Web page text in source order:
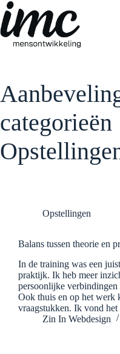
Ga
naar
de
inhoud
categorieën
Opstellingen
Balans tussen theorie en
In de training was een
praktijk. Ik heb meer
persoonlijke verbindingen
Ook thuis en op het werk
vraagstukken. Ik vond
Zin In Webdesign